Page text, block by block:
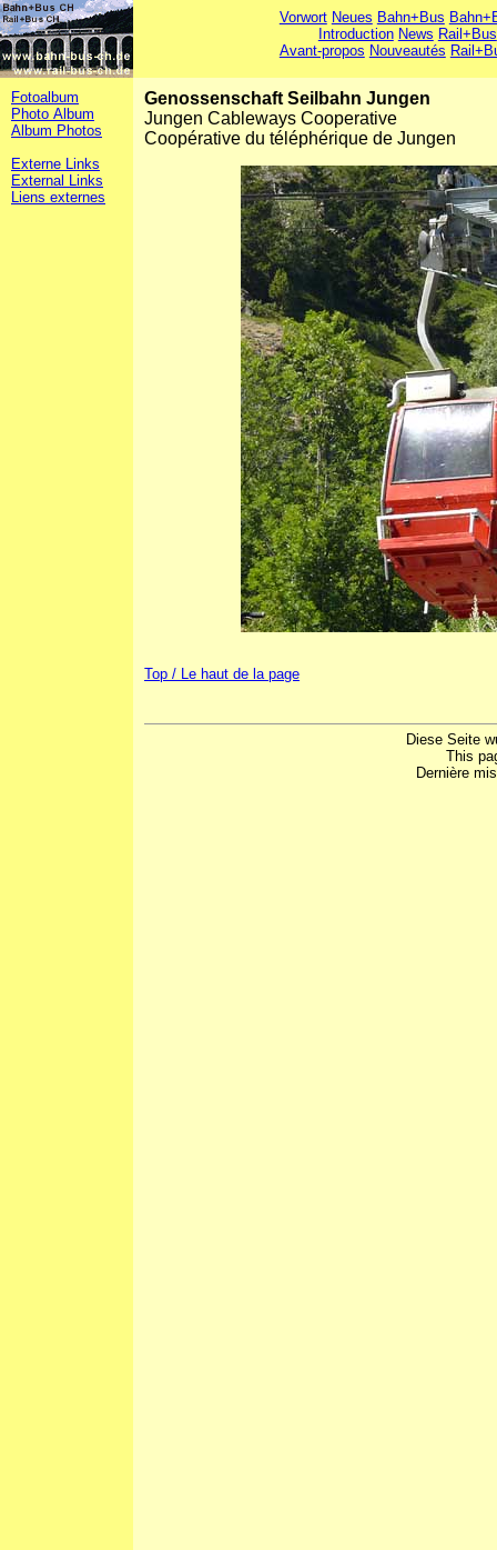
Vorwort Neues Bahn+Bus
Introduction News Rail+Bus
Avant-propos Nouveautés
Fotoalbum
Photo Album
Album Photos
Externe Links
External Links
Liens externes
Genossenschaft Seilbahn Jungen
Jungen Cableways Cooperative
Coopérative du téléphérique de Jungen
Top / Le haut de la page
Diese Seite
This
Dernière